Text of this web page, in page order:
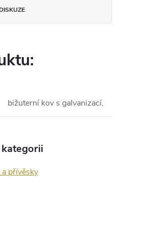
DISKUZE
bižuterní kov s galvanizací,
přívěsky